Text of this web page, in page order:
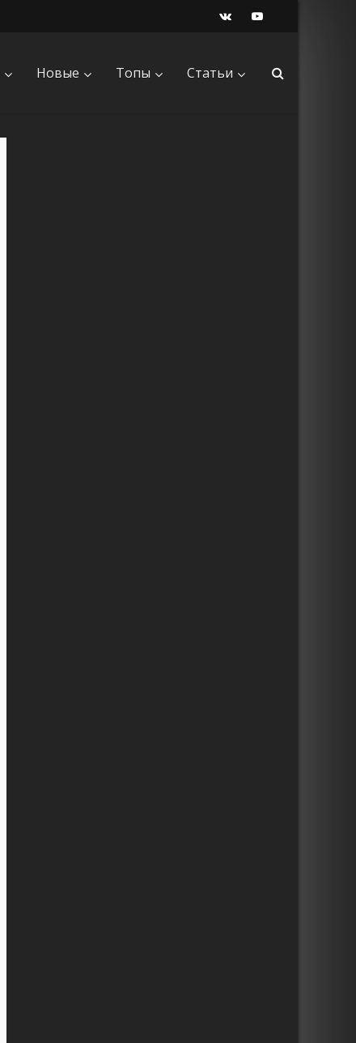
Новые Топы Статьи